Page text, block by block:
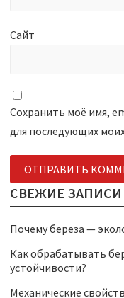
Сайт
Сохранить моё имя,
для последующих
СВЕЖИЕ ЗАПИСИ
Почему береза —
Как обрабатывать
устойчивости?
Механические